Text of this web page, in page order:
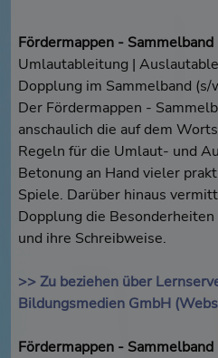
Fördermappen - Sammelband
Umlautableitung |
Dopplung im Sammelband
Der Fördermappen -
anschaulich die auf dem
Regeln für die Umlaut- und
Betonung an Hand vieler
Spiele. Darüber hinaus
Dopplung die
und ihre Schreibweise.
>> Zu beziehen über
Bildungsmedien GmbH
Fördermappen - Sammelband